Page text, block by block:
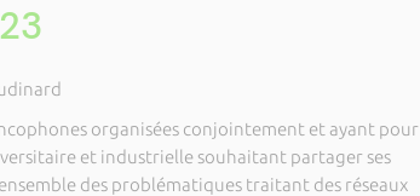
organisées conjointement et ayant pour
et industrielle souhaitant partager ses
des problématiques traitant des réseaux